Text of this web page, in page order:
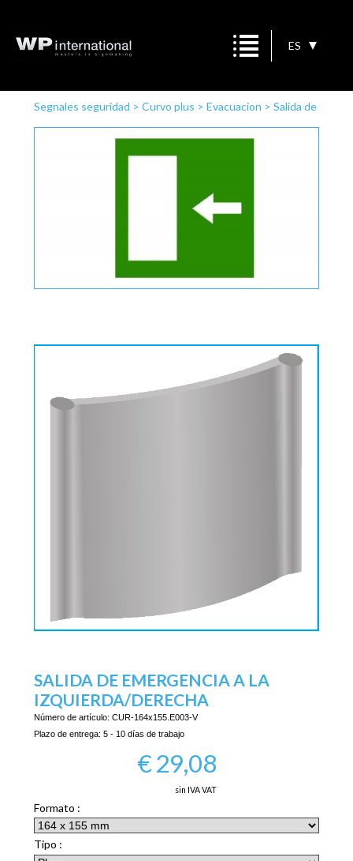
ES
Segnales seguridad > Curvo plus > Evacuacion > Salida de
emergencia a la izquierda/derecha
SALIDA DE EMERGENCIA A LA
IZQUIERDA/DERECHA
Número de artículo: CUR-164x155.E003-V
Plazo de entrega: 5 - 10 días de trabajo
€29,08
sin IVA VAT
Formato :
Tipo :